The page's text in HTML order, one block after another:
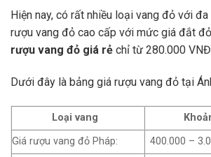
Hiện nay, có rất nhiều loại vang đỏ với
rượu vang đỏ cao cấp với mức giá đắt
rượu vang đỏ giá rẻ chỉ từ 280.000
Dưới đây là bảng giá rượu vang đỏ tại
Loại vang
Giá rượu vang đỏ Pháp:
400.000 –